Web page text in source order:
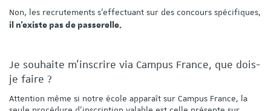
Non, les recrutements s'effectuant sur des concours spécifiques,
il n'existe pas de passerelle.
Je souhaite m'inscrire via Campus France, que dois-
je faire ?
Attention même si notre école apparaît sur Campus France, la